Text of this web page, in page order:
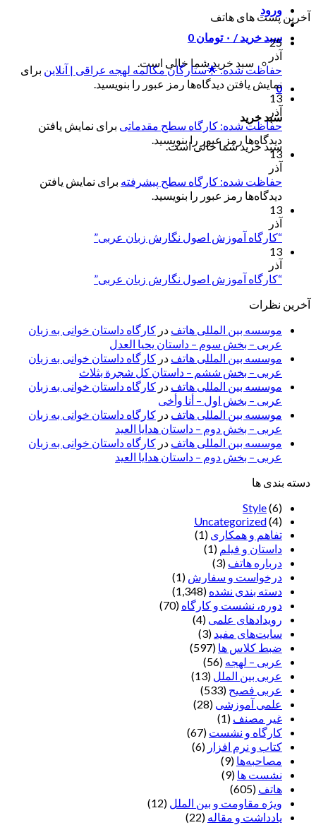
ورود
سبد خرید / ۰ تومان 0
سبد خرید شما خالی است.
0
سبد خرید
سبد خرید شما خالی است.
آخرین پست های هاتف
25
آذر
حفاظت شده: 🌟ستارگان مکالمه لهجه عراقی | آنلاین برای
نمایش یافتن دیدگاه‌ها رمز عبور را بنویسید.
13
آذر
حفاظت شده: کارگاه سطح مقدماتی برای نمایش یافتن
دیدگاه‌ها رمز عبور را بنویسید.
13
آذر
حفاظت شده: کارگاه سطح پیشرفته برای نمایش یافتن
دیدگاه‌ها رمز عبور را بنویسید.
13
آذر
“کارگاه آموزش اصول نگارش زبان عربی”
13
آذر
“کارگاه آموزش اصول نگارش زبان عربی”
آخرین نظرات
موسسه بین المللی هاتف در کارگاه داستان خوانی به زبان
عربی – بخش سوم – داستان یحیا العدل
موسسه بین المللی هاتف در کارگاه داستان خوانی به زبان
عربی – بخش ششم – داستان کل شجرة بثلاث
موسسه بین المللی هاتف در کارگاه داستان خوانی به زبان
عربی – بخش اول – أنا وأخی
موسسه بین المللی هاتف در کارگاه داستان خوانی به زبان
عربی – بخش دوم – داستان هدایا العید
موسسه بین المللی هاتف در کارگاه داستان خوانی به زبان
عربی – بخش دوم – داستان هدایا العید
دسته بندی ها
Style(6)
Uncategorized(4)
تفاهم و همکاری (1)
داستان و فیلم (1)
درباره هاتف (3)
درخواست و سفارش (1)
دسته بندی نشده (1,348)
دوره، نشست و کارگاه (70)
رویدادهای علمی (4)
سایت‌های مفید (3)
ضبط کلاس ها (597)
عربی – لهجه (56)
عربی بین الملل (13)
عربی فصیح (533)
علمی آموزشی (28)
غير مصنف (1)
کارگاه و نشست (67)
کتاب و نرم افزار (6)
مصاحبه‌ها (9)
نشست ها (9)
هاتف (605)
ویژه مقاومت و بین الملل (12)
یادداشت‌ و مقاله (22)